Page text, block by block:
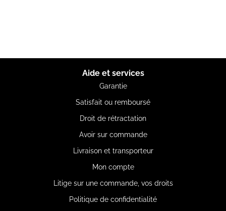
Aide et services
Garantie
Satisfait ou remboursé
Droit de rétractation
Avoir sur commande
Livraison et transporteur
Mon compte
Litige sur une commande, vos droits
Politique de confidentialité